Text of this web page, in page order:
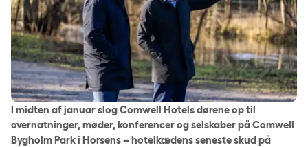
I midten af januar slog Comwell Hotels dørene op til
overnatninger, møder, konferencer og selskaber på Comwell
Bygholm Park i Horsens – hotelkædens seneste skud på